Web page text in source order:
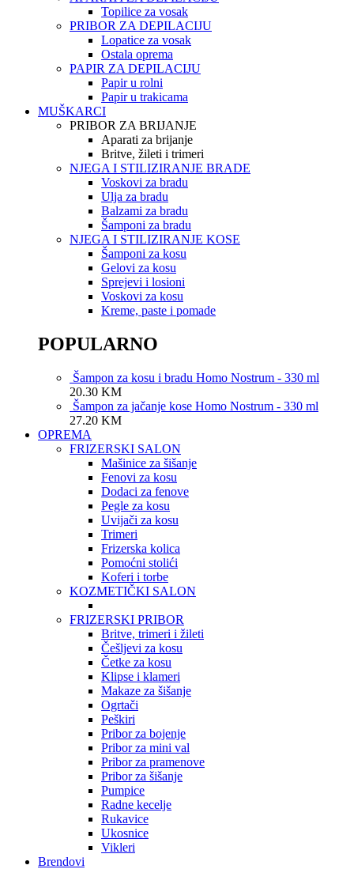
Topilice za vosak
PRIBOR ZA DEPILACIJU
Lopatice za vosak
Ostala oprema
PAPIR ZA DEPILACIJU
Papir u rolni
Papir u trakicama
MUŠKARCI
PRIBOR ZA BRIJANJE
Aparati za brijanje
Britve, žileti i trimeri
NJEGA I STILIZIRANJE BRADE
Voskovi za bradu
Ulja za bradu
Balzami za bradu
Šamponi za bradu
NJEGA I STILIZIRANJE KOSE
Šamponi za kosu
Gelovi za kosu
Sprejevi i losioni
Voskovi za kosu
Kreme, paste i pomade
POPULARNO
Šampon za kosu i bradu Homo Nostrum - 330 ml
20.30 KM
Šampon za jačanje kose Homo Nostrum - 330 ml
27.20 KM
OPREMA
FRIZERSKI SALON
Mašinice za šišanje
Fenovi za kosu
Dodaci za fenove
Pegle za kosu
Uvijači za kosu
Trimeri
Frizerska kolica
Pomoćni stolići
Koferi i torbe
KOZMETIČKI SALON
FRIZERSKI PRIBOR
Britve, trimeri i žileti
Češljevi za kosu
Četke za kosu
Klipse i klameri
Makaze za šišanje
Ogrtači
Peškiri
Pribor za bojenje
Pribor za mini val
Pribor za pramenove
Pribor za šišanje
Pumpice
Radne kecelje
Rukavice
Ukosnice
Vikleri
Brendovi